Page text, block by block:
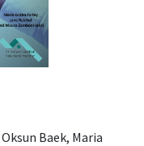
Oksun Baek, Maria